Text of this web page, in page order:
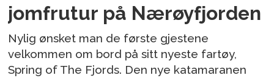
jomfrutur på Nærøyfjorden
Nylig ønsket man de første gjestene
velkommen om bord på sitt nyeste fartøy,
Spring of The Fjords. Den nye katamaranen